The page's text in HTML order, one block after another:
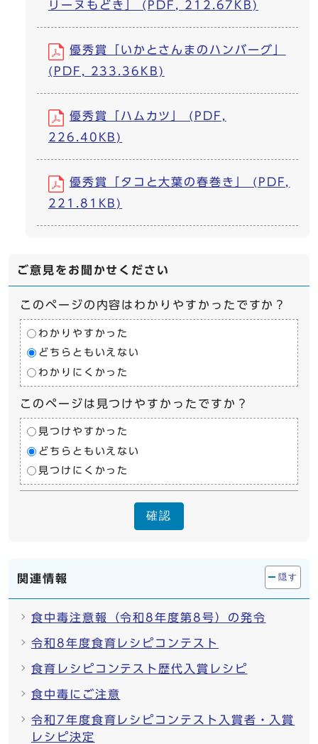
リーヌもどき」 (PDF, 212.67KB)
優秀賞「いかとさんまのハンバーグ」
(PDF, 233.36KB)
優秀賞「ハムカツ」 (PDF,
226.40KB)
優秀賞「タコと大葉の春巻き」 (PDF,
221.81KB)
ご意見をお聞かせください
このページの内容はわかりやすかったですか？
わかりやすかった
どちらともいえない
わかりにくかった
このページは見つけやすかったですか？
見つけやすかった
どちらともいえない
見つけにくかった
確認
関連情報 隠す
食中毒注意報（令和8年度第8号）の発令
令和8年度食育レシピコンテスト
食育レシピコンテスト歴代入賞レシピ
食中毒にご注意
令和7年度食育レシピコンテスト入賞者・入賞
レシピ決定